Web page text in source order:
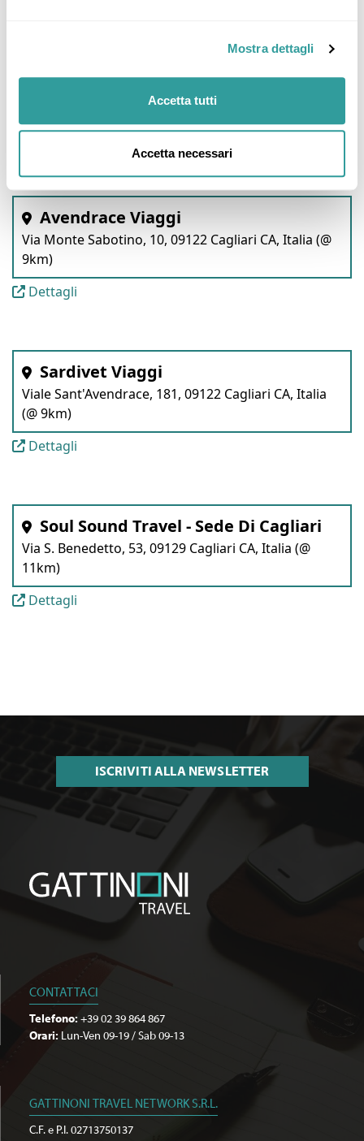
Mostra dettagli
Accetta tutti
Accetta necessari
World Travel Sardinia
Corso Africa, 46, 09032 Assemini CA, Italia (@ 6km)
Dettagli
Avendrace Viaggi
Via Monte Sabotino, 10, 09122 Cagliari CA, Italia (@
9km)
Dettagli
Sardivet Viaggi
Viale Sant'Avendrace, 181, 09122 Cagliari CA, Italia
(@ 9km)
Dettagli
Soul Sound Travel - Sede Di Cagliari
Via S. Benedetto, 53, 09129 Cagliari CA, Italia (@
11km)
Dettagli
ISCRIVITI ALLA NEWSLETTER
CONTATTACI
Telefono: +39 02 39 864 867
Orari: Lun-Ven 09-19 / Sab 09-13
GATTINONI TRAVEL NETWORK S.R.L.
C.F. e P.I. 02713750137